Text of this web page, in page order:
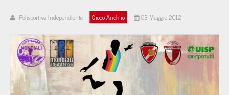
Polisportiva Independiente Gioco Anch'io 03 Maggio 2012